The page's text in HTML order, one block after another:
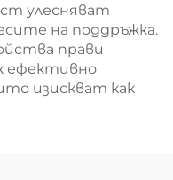
улесняват
на поддръжка.
прави
ефективно
изискват как